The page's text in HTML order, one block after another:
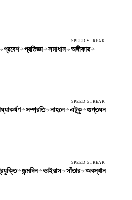
SPEED STREAK
প্রবেশ প্রতিজ্ঞা সমাধান
অঙ্গীকার
SPEED STREAK
সম্প্রতি নাহলে এটুকু
গুপ্তধন
SPEED STREAK
জন্মদিন ভাইরাস সাঁতার
অবস্থান